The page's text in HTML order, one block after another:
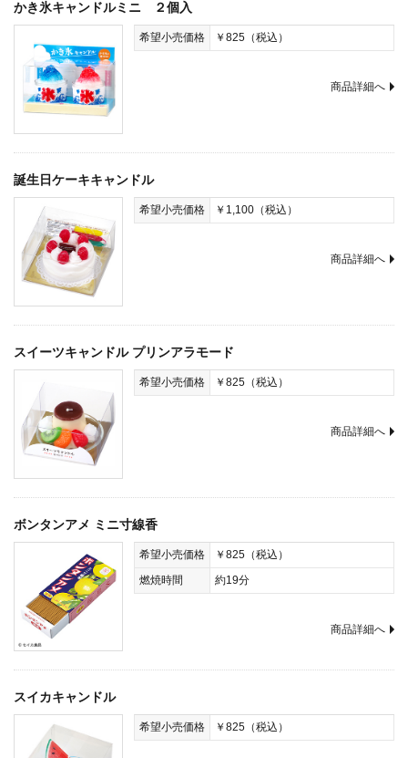
かき氷キャンドルミニ ２個入
希望小売価格 ￥825（税込）
商品詳細へ
誕生日ケーキキャンドル
希望小売価格 ￥1,100（税込）
商品詳細へ
スイーツキャンドル プリンアラモード
希望小売価格 ￥825（税込）
商品詳細へ
ボンタンアメ ミニ寸線香
希望小売価格
￥825（税込）
燃焼時間
約19分
商品詳細へ
スイカキャンドル
希望小売価格 ￥825（税込）